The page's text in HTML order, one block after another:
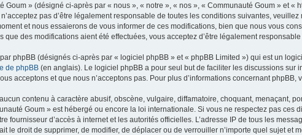
Goum » (désigné ci-après par « nous », « notre », « nos », « Communauté Goum » et
pas d’être légalement responsable de toutes les conditions suivantes,
et nous essaierons de vous informer de ces modifications, bien que nous vous
que des modifications aient été effectuées, vous acceptez d’être légalement
phpBB (désignés ci-après par « logiciel phpBB » et « phpBB Limited ») qui est un
de phpBB (en anglais). Le logiciel phpBB a pour seul but de faciliter les discussions
acceptons et que nous n’acceptons pas. Pour plus d’informations concernant phpBB,
contenu à caractère abusif, obscène, vulgaire, diffamatoire, choquant, menaçant,
Goum » est hébergé ou encore la loi internationale. Si vous ne respectez pas
fournisseur d’accès à internet et les autorités officielles. L’adresse IP de tous les
le droit de supprimer, de modifier, de déplacer ou de verrouiller n’importe quel sujet et